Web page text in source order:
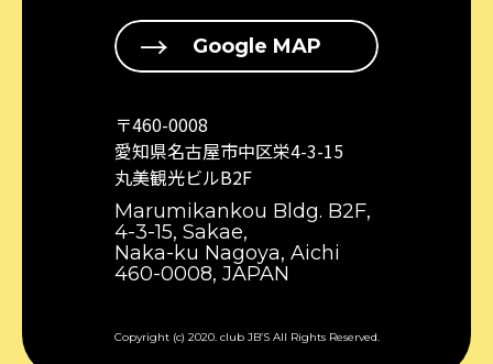
Google MAP
〒460-0008
愛知県名古屋市中区栄4-3-15
丸美観光ビルB2F
Marumikankou Bldg. B2F,
4-3-15, Sakae,
Naka-ku Nagoya, Aichi
460-0008, JAPAN
Copyright (c) 2020. club JB’S All Rights Reserved.